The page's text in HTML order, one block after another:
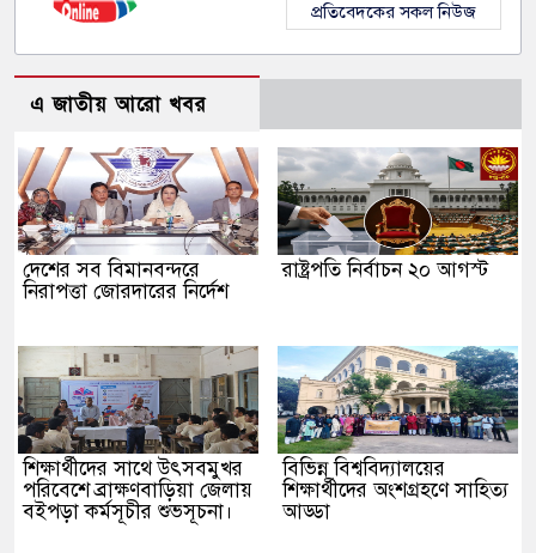
প্রতিবেদকের সকল নিউজ
এ জাতীয় আরো খবর
দেশের সব বিমানবন্দরে
নিরাপত্তা জোরদারের নির্দেশ
রাষ্ট্রপতি নির্বাচন ২০ আগস্ট
শিক্ষার্থীদের সাথে উৎসবমুখর
পরিবেশে ব্রাক্ষণবাড়িয়া জেলায়
বইপড়া কর্মসূচীর শুভসূচনা।
বিভিন্ন বিশ্ববিদ্যালয়ের
শিক্ষার্থীদের অংশগ্রহণে সাহিত্য
আড্ডা